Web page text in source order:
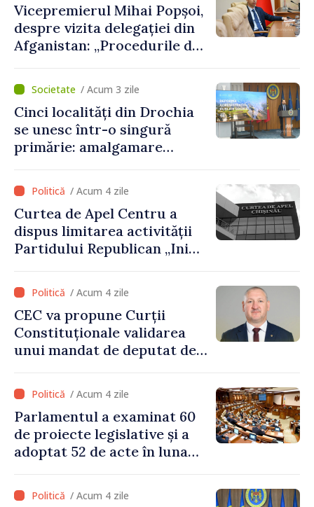
Vicepremierul Mihai Popșoi,
despre vizita delegației din
Afganistan: „Procedurile de
respectate întocmai. Nu s-
au constatat încălcări ale
prevederilor legale”
/ Acum 3 zile
Cinci localități din Drochia
se unesc într-o singură
primărie: amalgamare
stimulente de peste 28 de
milioane de lei oferite de
Guvern
/ Acum 4 zile
Curtea de Apel Centru a
dispus limitarea activității
Partidului Republican „Inima
/ Acum 4 zile
CEC va propune Curții
Constituționale validarea
unui mandat de deputat de
/ Acum 4 zile
Parlamentul a examinat 60
de proiecte legislative și a
adoptat 52 de acte în luna
/ Acum 4 zile